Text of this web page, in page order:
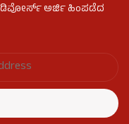
ಡಿವೋರ್ಸ್ ಅರ್ಜಿ ಹಿಂಪಡೆದ